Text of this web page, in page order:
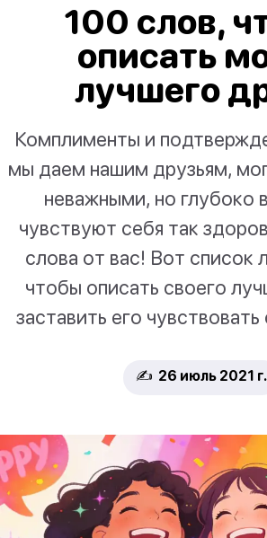
100 слов,
описать
лучшего
Комплименты и
мы даем нашим друзьям,
неважными, но глубоко
чувствуют себя так
слова от вас! Вот список
чтобы описать своего
заставить его
✍️ 26 июль 2021 г.